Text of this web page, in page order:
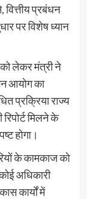
प्रबंधन
पर विशेष ध्यान
लेकर मंत्री ने
आयोग का
प्रक्रिया राज्य
मिलने के
होगा।
के कामकाज को
अधिकारी
कार्यों में